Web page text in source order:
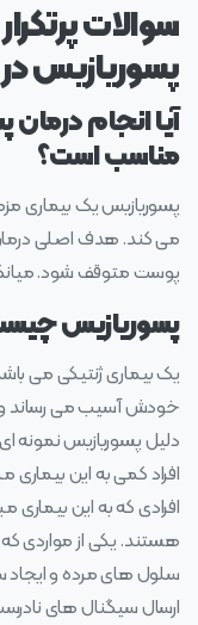
سوالات
پسوریازیس
آیا انجام
مناسب است؟
پسوریازیس یک بیماری
می‌ کند. هدف اصلی
پوست متوقف شود. میانگین سن
پسوریازیس
یک بیماری ژنتیکی می
خودش آسیب می رساند
دلیل پسوریازیس نمونه
افراد کمی به این بیماری
افرادی که به این بیماری
هستند. یکی از مواردی
سلول های مرده و ایجاد
ارسال سیگنال های